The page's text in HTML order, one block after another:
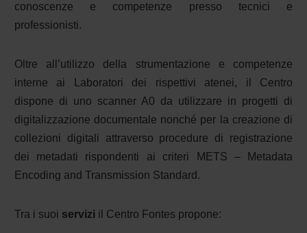
conoscenze e competenze presso tecnici e
professionisti.
Oltre all’utilizzo della strumentazione e competenze
interne ai Laboratori dei rispettivi atenei, il Centro
dispone di uno scanner A0 da utilizzare in progetti di
digitalizzazione documentale nonché per la creazione di
collezioni digitali attraverso procedure di registrazione
dei metadati rispondenti ai criteri METS – Metadata
Encoding and Transmission Standard.
Tra i suoi servizi il Centro Fontes propone: